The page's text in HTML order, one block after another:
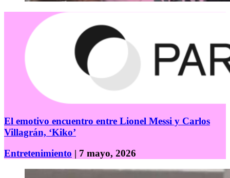
El emotivo encuentro entre Lionel Messi y Carlos
Villagrán, ‘Kiko’
Entretenimiento | 7 mayo, 2026